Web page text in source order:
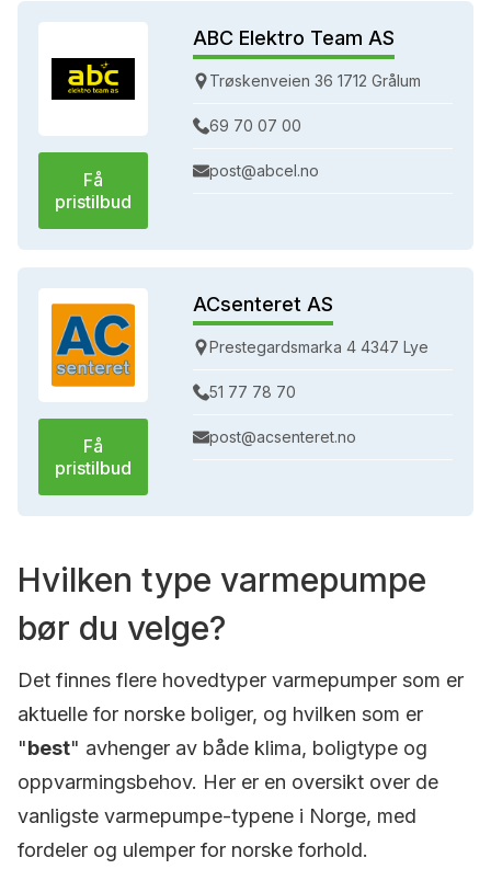
Få
pristilbud
ABC Elektro Team AS
Trøskenveien 36 1712 Grålum
69 70 07 00
post@abcel.no
Få
pristilbud
ACsenteret AS
Prestegardsmarka 4 4347 Lye
51 77 78 70
post@acsenteret.no
Hvilken type varmepumpe
bør du velge?
Det finnes flere hovedtyper varmepumper som er
aktuelle for norske boliger, og hvilken som er
"best" avhenger av både klima, boligtype og
oppvarmingsbehov. Her er en oversikt over de
vanligste varmepumpe-typene i Norge, med
fordeler og ulemper for norske forhold.